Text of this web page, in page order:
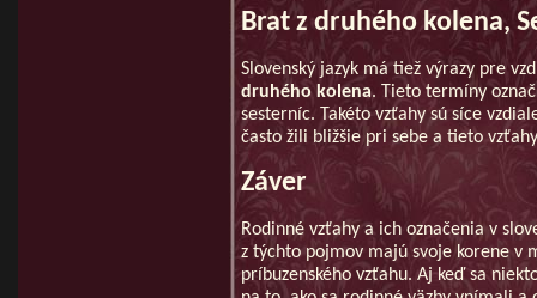
Brat z druhého kolena,
Slovenský jazyk má tiež výrazy pre
druhého kolena. Tieto termíny
sesterníc. Takéto vzťahy sú síce
často žili bližšie pri sebe a tieto
Záver
Rodinné vzťahy a ich označenia v
z týchto pojmov majú svoje korene v
príbuzenského vzťahu. Aj keď sa